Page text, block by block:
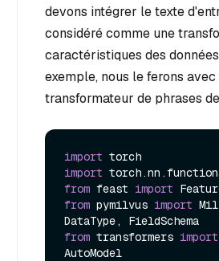
devons intégrer le texte
considéré comme une
caractéristiques des
exemple, nous le ferons
transformateur de phrases
import
import
from feast import
from pymilvus import
from transformers import